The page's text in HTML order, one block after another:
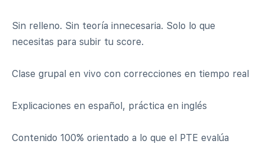
Sin relleno. Sin teoría innecesaria. Solo lo que
necesitas para subir tu score.
Clase grupal en vivo con correcciones en tiempo real
Explicaciones en español, práctica en inglés
Contenido 100% orientado a lo que el PTE evalúa